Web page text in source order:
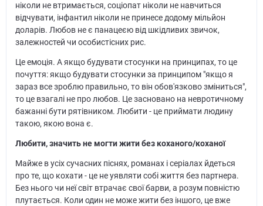
ніколи не втримається, соціопат ніколи не навчиться
відчувати, інфантил ніколи не принесе додому мільйон
доларів. Любов не є панацеєю від шкідливих звичок,
залежностей чи особистісних рис.
Це емоція. А якщо будувати стосунки на принципах, то це
почуття: якщо будувати стосунки за принципом "якщо я
зараз все зроблю правильно, то він обов'язково зміниться",
то це взагалі не про любов. Це засновано на невротичному
бажанні бути рятівником. Любити - це приймати людину
такою, якою вона є.
Любити, значить не могти жити без коханого/коханої
Майже в усіх сучасних піснях, романах і серіалах йдеться
про те, що кохати - це не уявляти собі життя без партнера.
Без нього чи неї світ втрачає свої барви, а розум повністю
плутається. Коли один не може жити без іншого, це вже